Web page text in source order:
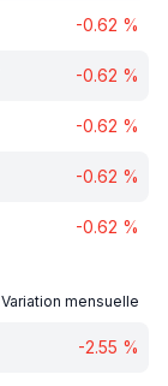
-0.62 %
-0.62 %
-0.62 %
-0.62 %
-0.62 %
Variation mensuelle
-2.55 %